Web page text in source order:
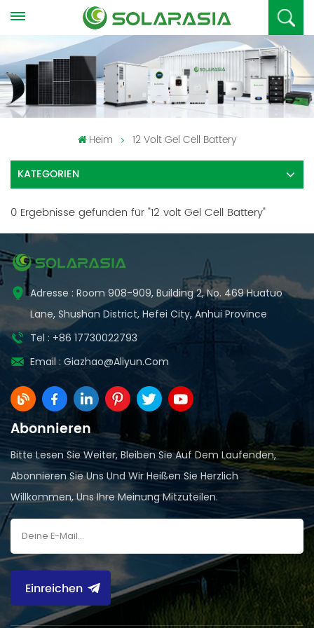
Heim 12 Volt Gel Cell Battery
KATEGORIEN
0 Ergebnisse gefunden für "12 volt Gel Cell Battery"
Adresse : Room 908-909, Building 2, No. 469 Huatuo
Lane, Shushan District, Hefei City, Anhui Province
Tel : +86 17730022793
Email : Giazhao@aliyun.com
Abonnieren
Bitte Lesen Sie Weiter, Bleiben Sie Auf Dem Laufenden,
Abonnieren Sie Uns Und Wir Heißen Sie Herzlich
Willkommen, Uns Ihre Meinung Mitzuteilen.
Einreichen